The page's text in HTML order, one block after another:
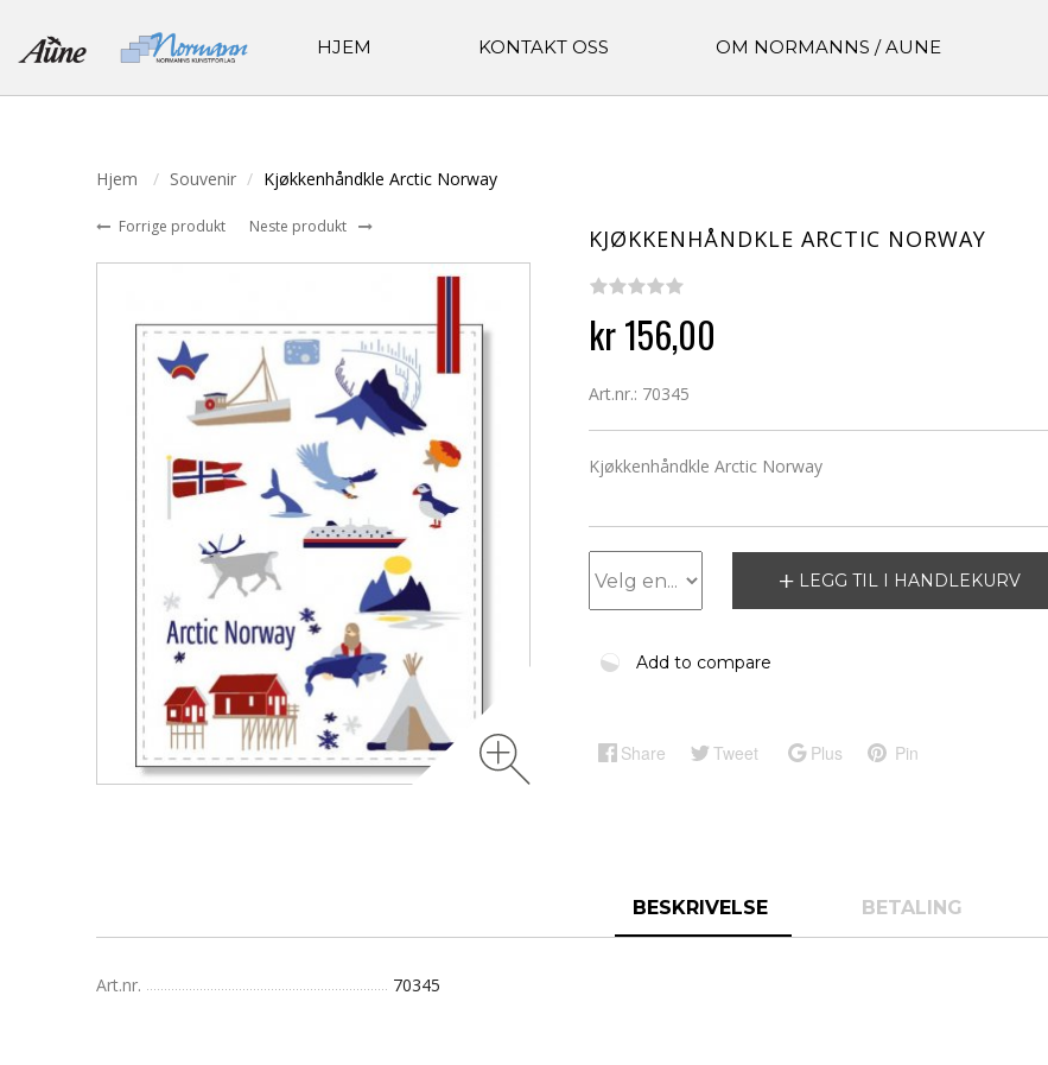
HJEM KONTAKT OSS OM NORMANNS / AUNE
Hjem Souvenir Kjøkkenhåndkle Arctic Norway
Forrige produkt Neste produkt KJØKKENHÅNDKLE ARCTIC NORWAY
kr 156,00
Art.nr.: 70345
Kjøkkenhåndkle Arctic Norway
LEGG TIL I HANDLEKURV
Add to compare
Share Tweet Plus Pin
BESKRIVELSE BETALING
Art.nr. 70345